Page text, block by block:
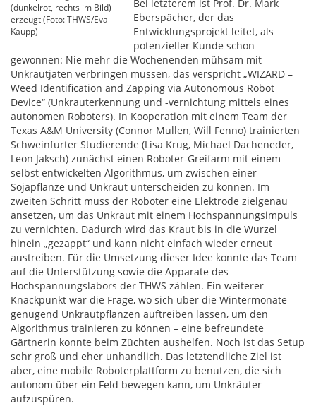
(dunkelrot, rechts im Bild)
erzeugt (Foto: THWS/Eva
Kaupp)
Bei letzterem ist Prof. Dr. Mark
Eberspächer, der das
Entwicklungsprojekt leitet, als
potenzieller Kunde schon
gewonnen: Nie mehr die Wochenenden mühsam mit
Unkrautjäten verbringen müssen, das verspricht „WIZARD –
Weed Identification and Zapping via Autonomous Robot
Device“ (Unkrauterkennung und -vernichtung mittels eines
autonomen Roboters). In Kooperation mit einem Team der
Texas A&M University (Connor Mullen, Will Fenno) trainierten
Schweinfurter Studierende (Lisa Krug, Michael Dacheneder,
Leon Jaksch) zunächst einen Roboter-Greifarm mit einem
selbst entwickelten Algorithmus, um zwischen einer
Sojapflanze und Unkraut unterscheiden zu können. Im
zweiten Schritt muss der Roboter eine Elektrode zielgenau
ansetzen, um das Unkraut mit einem Hochspannungsimpuls
zu vernichten. Dadurch wird das Kraut bis in die Wurzel
hinein „gezappt“ und kann nicht einfach wieder erneut
austreiben. Für die Umsetzung dieser Idee konnte das Team
auf die Unterstützung sowie die Apparate des
Hochspannungslabors der THWS zählen. Ein weiterer
Knackpunkt war die Frage, wo sich über die Wintermonate
genügend Unkrautpflanzen auftreiben lassen, um den
Algorithmus trainieren zu können – eine befreundete
Gärtnerin konnte beim Züchten aushelfen. Noch ist das Setup
sehr groß und eher unhandlich. Das letztendliche Ziel ist
aber, eine mobile Roboterplattform zu benutzen, die sich
autonom über ein Feld bewegen kann, um Unkräuter
aufzuspüren.